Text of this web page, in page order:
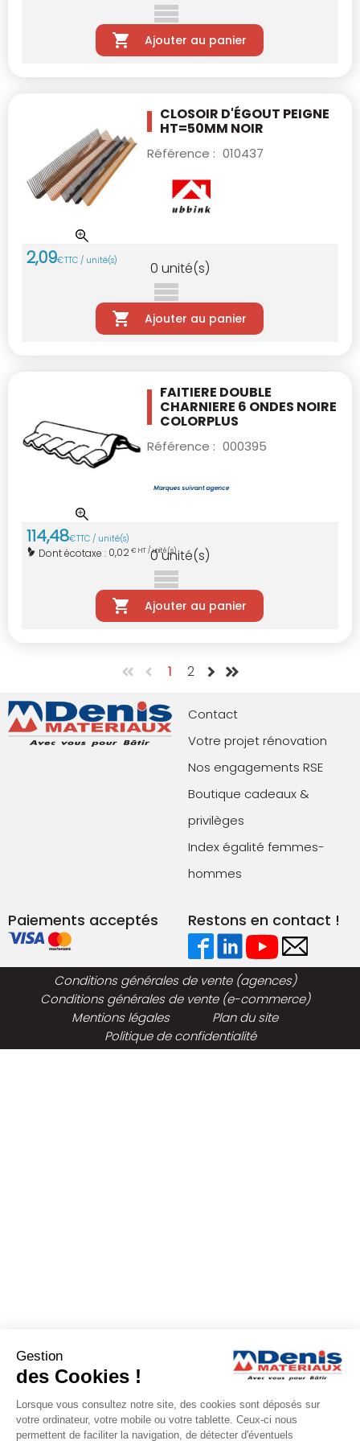
Ajouter au panier
CLOSOIR D'ÉGOUT PEIGNE
HT=50MM NOIR
Référence : 010437
2,09€TTC / unité(s) 0 unité(s)
Ajouter au panier
FAITIERE DOUBLE
CHARNIERE 6 ONDES NOIRE
COLORPLUS
Référence : 000395
114,48€TTC / unité(s)
Dont écotaxe : 0,02€ HT / unité(s)
0unité(s)
Ajouter au panier
1 2
Contact
Votre projet rénovation
Nos engagements RSE
Boutique cadeaux &
privilèges
Index égalité femmes-
hommes
Paiements acceptés Restons en contact !
Conditions générales de vente (agences)
Conditions générales de vente (e-commerce)
Mentions légales
Plan du site
Politique de confidentialité
Gestion
des Cookies !
Lorsque vous consultez notre site, des cookies sont déposés sur
votre ordinateur, votre mobile ou votre tablette. Ceux-ci nous
permettent de faciliter la navigation, de détecter d'éventuels